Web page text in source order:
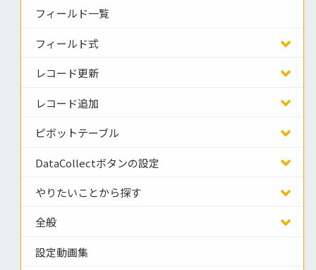
フィールド一覧
フィールド式
レコード更新
レコード追加
ピボットテーブル
DataCollectボタンの設定
やりたいことから探す
全般
設定動画集